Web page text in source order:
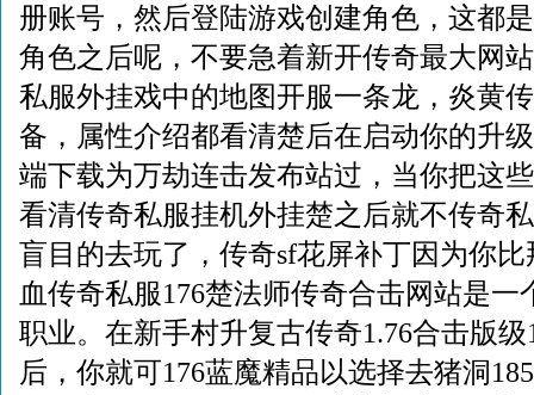
册账号，然后登陆游戏创建角色，这都
角色之后呢，不要急着新开传奇最大网
私服外挂戏中的地图开服一条龙，炎黄
备，属性介绍都看清楚后在启动你的升
端下载为万劫连击发布站过，当你把这
看清传奇私服挂机外挂楚之后就不传奇
盲目的去玩了，传奇sf花屏补丁因为你
血传奇私服176楚法师传奇合击网站是一
职业。在新手村升复古传奇1.76合击版
后，你就可176蓝魔精品以选择去猪洞